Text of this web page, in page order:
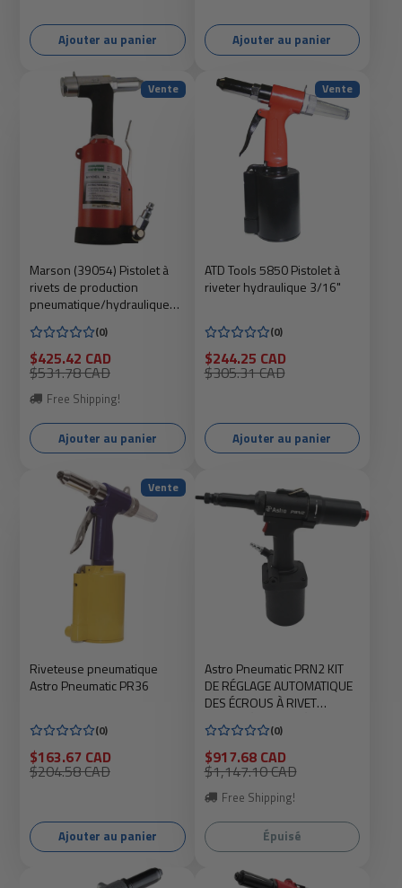
Ajouter au panier Ajouter au panier
Vente
Marson (39054) Pistolet à
rivets de production
pneumatique/hydraulique
(0)
Prix
soldé
$425.42 CAD
Prix
habituel
$531.78 CAD
Free Shipping!
Ajouter au panier
Vente
ATD Tools 5850 Pistolet à
riveter hydraulique 3/16"
(0)
Prix
soldé
$244.25 CAD
Prix
habituel
$305.31 CAD
Ajouter au panier
Vente
Riveteuse pneumatique
Astro Pneumatic PR36
(0)
Prix
soldé
$163.67 CAD
Prix
habituel
$204.58 CAD
Ajouter au panier
Astro Pneumatic PRN2 KIT
DE RÉGLAGE AUTOMATIQUE
DES ÉCROUS À RIVET
ET SAE : M5, M6, M8, M10,
M12, 10-24, 1/4", 5/16",
3/8", 1/2 "
(0)
Prix
soldé
$917.68 CAD
Prix
habituel
$1,147.10 CAD
Free Shipping!
Épuisé